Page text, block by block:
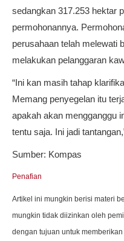
sedangkan 317.253 hektar
permohonannya.
perusahaan telah melewati
melakukan pelanggaran
“Ini kan masih tahap
Memang penyegelan itu
apakah akan mengganggu
tentu saja. Ini jadi
Sumber: Kompas
Penafian
Artikel ini mungkin berisi materi
mungkin tidak diizinkan oleh
dengan tujuan untuk